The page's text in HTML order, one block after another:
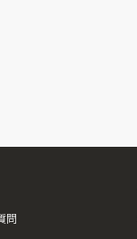
問